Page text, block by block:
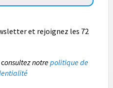
et rejoignez les 72
onsultez notrepolitique de